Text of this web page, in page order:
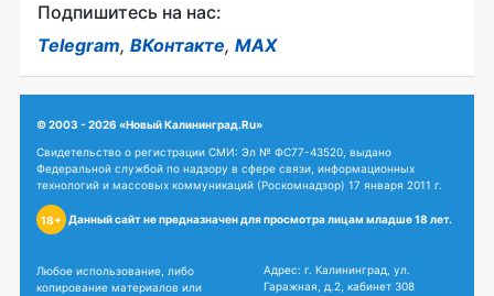
Подпишитесь на нас:
Telegram, ВКонтакте, MAX
© 2003 - 2026 «Новый Калининград.Ru»
Свидетельство о регистрации СМИ: Эл № ФС77-43520, выдано
Федеральной службой по надзору в сфере связи, информационных
технологий и массовых коммуникаций (Роскомнадзор) 17 января 2011 г.
18+ Данный сайт не предназначен для просмотра лицам младше 18 лет.
Любое использование, либо
копирование материалов или
Адрес: г. Калининград, ул.
Гаражная, д.2, кабинет 308